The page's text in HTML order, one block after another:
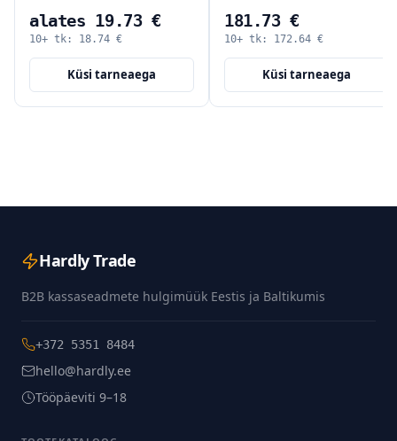
alates 19.73 €
10+ tk: 18.74 €
Küsi tarneaega
181.73 €
10+ tk: 172.64 €
Küsi tarneaega
Hardly Trade
B2B kassaseadmete hulgimüük Eestis ja Baltikumis
+372 5351 8484
hello@hardly.ee
Tööpäeviti 9–18